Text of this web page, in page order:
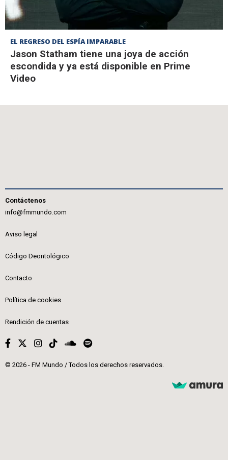
EL REGRESO DEL ESPÍA IMPARABLE
Jason Statham tiene una joya de acción
escondida y ya está disponible en Prime
Video
Contáctenos
info@fmmundo.com
Aviso legal
Código Deontológico
Contacto
Política de cookies
Rendición de cuentas
© 2026 - FM Mundo / Todos los derechos reservados.